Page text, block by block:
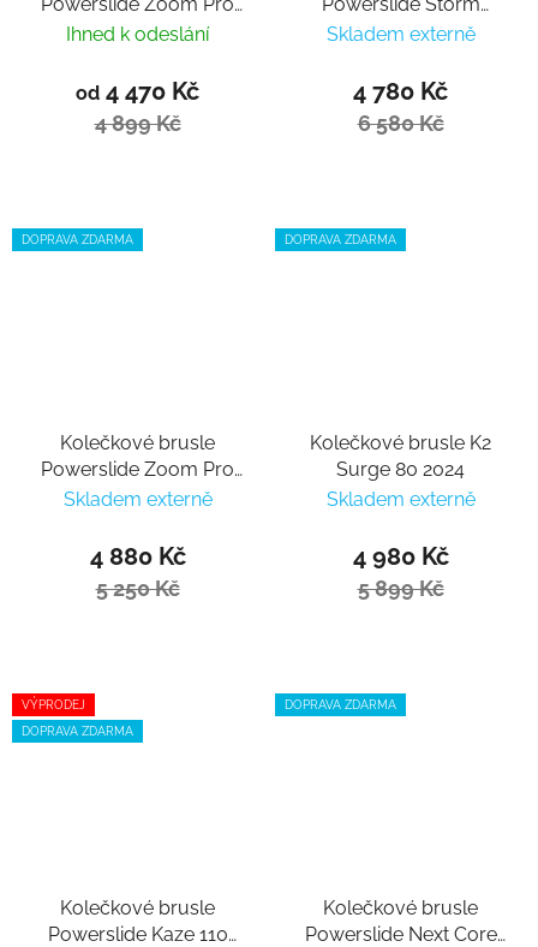
Powerslide Zoom Pro
100 black Trinity
Ihned k odeslání
od 4 470 Kč
4 899 Kč
Powerslide Storm
Meteor 80
Skladem externě
4 780 Kč
6 580 Kč
DOPRAVA ZDARMA
Kolečkové brusle
Powerslide Zoom Pro
80 Sand
Skladem externě
4 880 Kč
5 250 Kč
DOPRAVA ZDARMA
Kolečkové brusle K2
Surge 80 2024
Skladem externě
4 980 Kč
5 899 Kč
VÝPRODEJ
DOPRAVA ZDARMA
Kolečkové brusle
Powerslide Kaze 110
DOPRAVA ZDARMA
Kolečkové brusle
Powerslide Next Core